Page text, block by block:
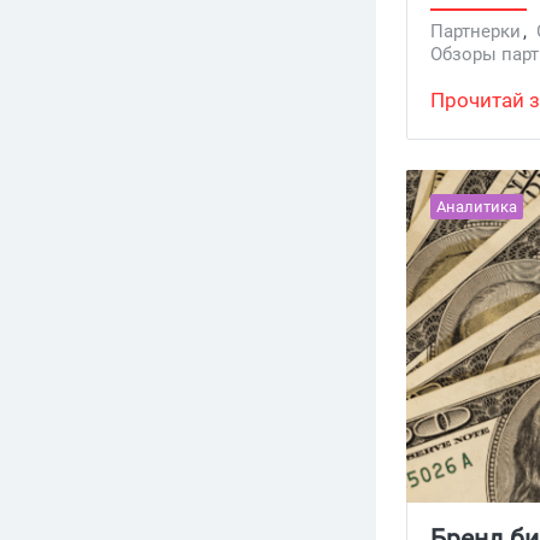
выплата
базы
и свежий
Партнерки,
Обзоры
Прочитай
Аналитика